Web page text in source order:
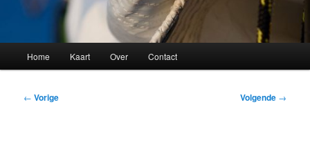
Home Kaart Over Contact
Bericht
← Vorige Volgende →